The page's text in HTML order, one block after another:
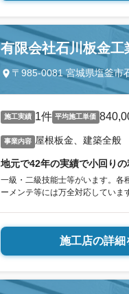
有限会社石川板金工
〒985-0081 宮城県塩釜市
施工実績 1件 平均施工単価
事業内容 屋根板金、建築全般
地元で42年の実績で小回りの
一級・二級技能士等がいます。各
ーメンテ等には万全対応していま
施工店の詳細